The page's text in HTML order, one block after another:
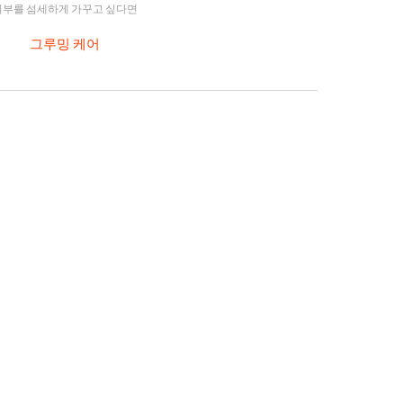
부를 섬세하게 가꾸고 싶다면
그루밍 케어